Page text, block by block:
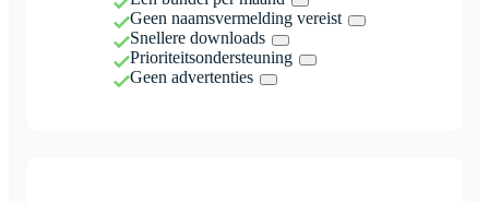
Geen naamsvermelding vereist
Snellere downloads
Prioriteitsondersteuning
Geen advertenties